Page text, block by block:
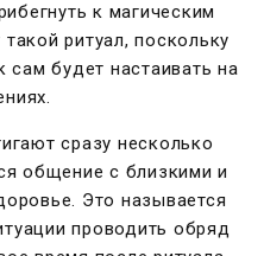
к магическим
ритуал, поскольку
будет настаивать на
сразу несколько
общение с близкими и
Это называется
проводить обряд